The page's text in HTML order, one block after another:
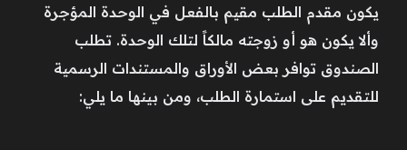
يكون مقدم الطلب مقيم بالفعل في الوحدة المؤجرة
وألا يكون هو أو زوجته مالكاً لتلك الوحدة. تطلب
الصندوق توافر بعض الأوراق والمستندات الرسمية
للتقديم على استمارة الطلب، ومن بينها ما يلي: